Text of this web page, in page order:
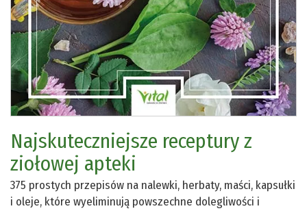
Najskuteczniejsze receptury z
ziołowej apteki
375 prostych przepisów na nalewki, herbaty, maści, kapsułki
i oleje, które wyeliminują powszechne dolegliwości i